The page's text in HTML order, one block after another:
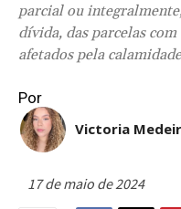
parcial ou
dívida, das parcelas
afetados pela
Por
Victoria
17 de maio de 2024